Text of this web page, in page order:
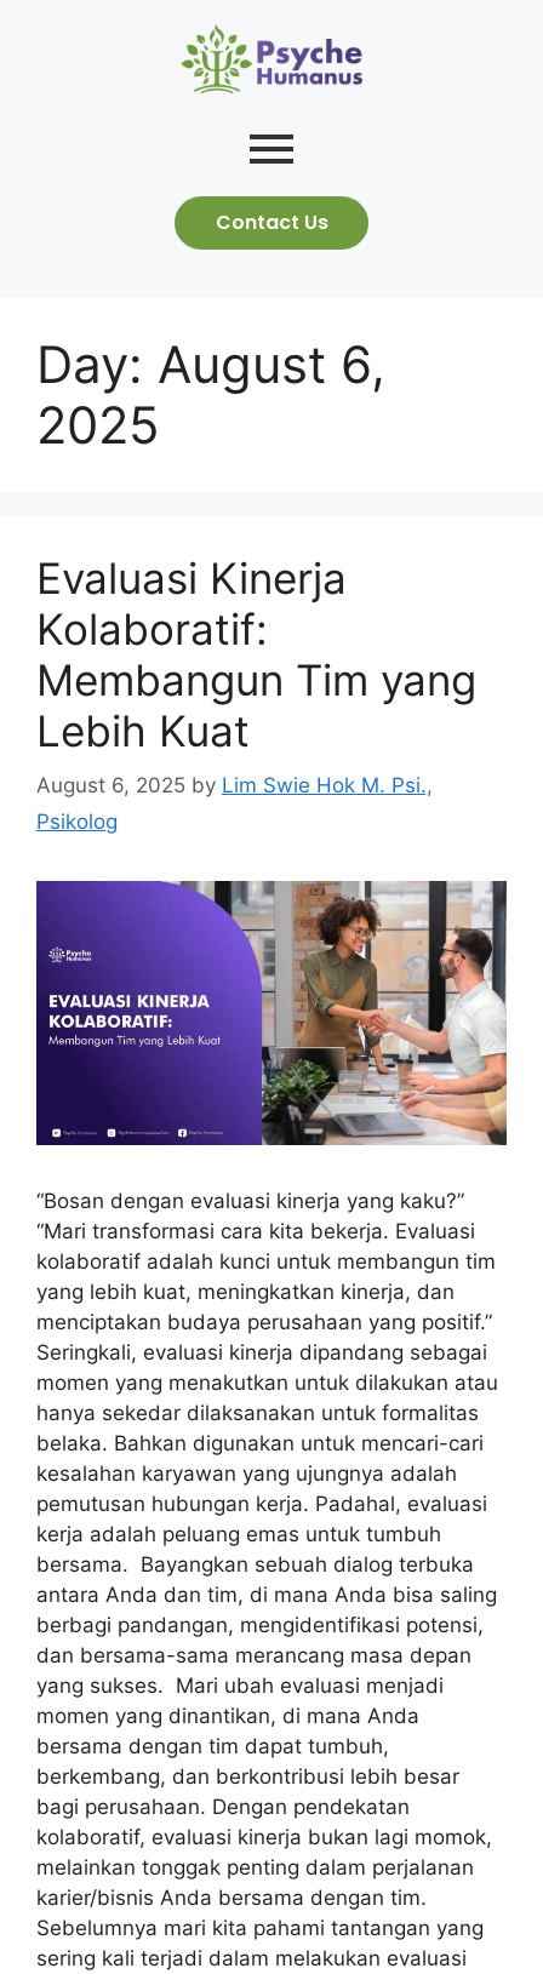
Contact Us
Day: August 6,
2025
Evaluasi Kinerja
Kolaboratif:
Membangun Tim yang
Lebih Kuat
August 6, 2025 by Lim Swie Hok M. Psi.,
Psikolog
“Bosan dengan evaluasi kinerja yang kaku?”
“Mari transformasi cara kita bekerja. Evaluasi
kolaboratif adalah kunci untuk membangun tim
yang lebih kuat, meningkatkan kinerja, dan
menciptakan budaya perusahaan yang positif.”
Seringkali, evaluasi kinerja dipandang sebagai
momen yang menakutkan untuk dilakukan atau
hanya sekedar dilaksanakan untuk formalitas
belaka. Bahkan digunakan untuk mencari-cari
kesalahan karyawan yang ujungnya adalah
pemutusan hubungan kerja. Padahal, evaluasi
kerja adalah peluang emas untuk tumbuh
bersama. Bayangkan sebuah dialog terbuka
antara Anda dan tim, di mana Anda bisa saling
berbagi pandangan, mengidentifikasi potensi,
dan bersama-sama merancang masa depan
yang sukses. Mari ubah evaluasi menjadi
momen yang dinantikan, di mana Anda
bersama dengan tim dapat tumbuh,
berkembang, dan berkontribusi lebih besar
bagi perusahaan. Dengan pendekatan
kolaboratif, evaluasi kinerja bukan lagi momok,
melainkan tonggak penting dalam perjalanan
karier/bisnis Anda bersama dengan tim.
Sebelumnya mari kita pahami tantangan yang
sering kali terjadi dalam melakukan evaluasi